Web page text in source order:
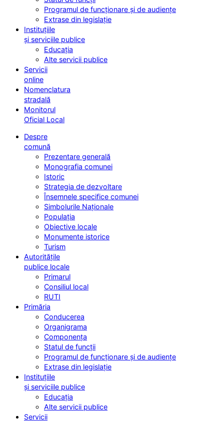
Programul de funcționare și de audiențe
Extrase din legislație
Instituțiile
și serviciile publice
Educația
Alte servicii publice
Servicii
online
Nomenclatura
stradală
Monitorul
Oficial Local
Despre
comună
Prezentare generală
Monografia comunei
Istoric
Strategia de dezvoltare
Însemnele specifice comunei
Simbolurile Naționale
Populația
Obiective locale
Monumente istorice
Turism
Autoritățile
publice locale
Primarul
Consiliul local
RUTI
Primăria
Conducerea
Organigrama
Componența
Statul de funcții
Programul de funcționare și de audiențe
Extrase din legislație
Instituțiile
și serviciile publice
Educația
Alte servicii publice
Servicii